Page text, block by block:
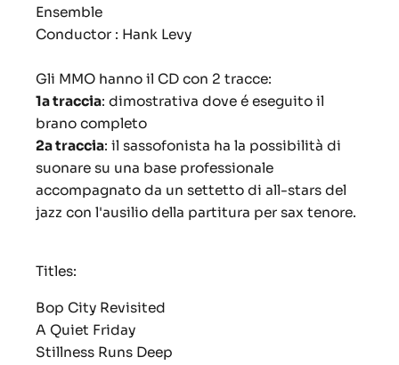
Ensemble
Conductor : Hank Levy
Gli MMO hanno il CD con 2 tracce:
1a traccia: dimostrativa dove é eseguito il
brano completo
2a traccia: il sassofonista ha la possibilità di
suonare su una base professionale
accompagnato da un settetto di all-stars del
jazz con l'ausilio della partitura per sax tenore.
Titles:
Bop City Revisited
A Quiet Friday
Stillness Runs Deep